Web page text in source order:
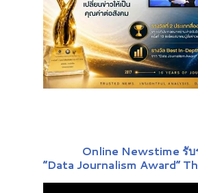
Online Newstime รับ
“Data Journalism Award”